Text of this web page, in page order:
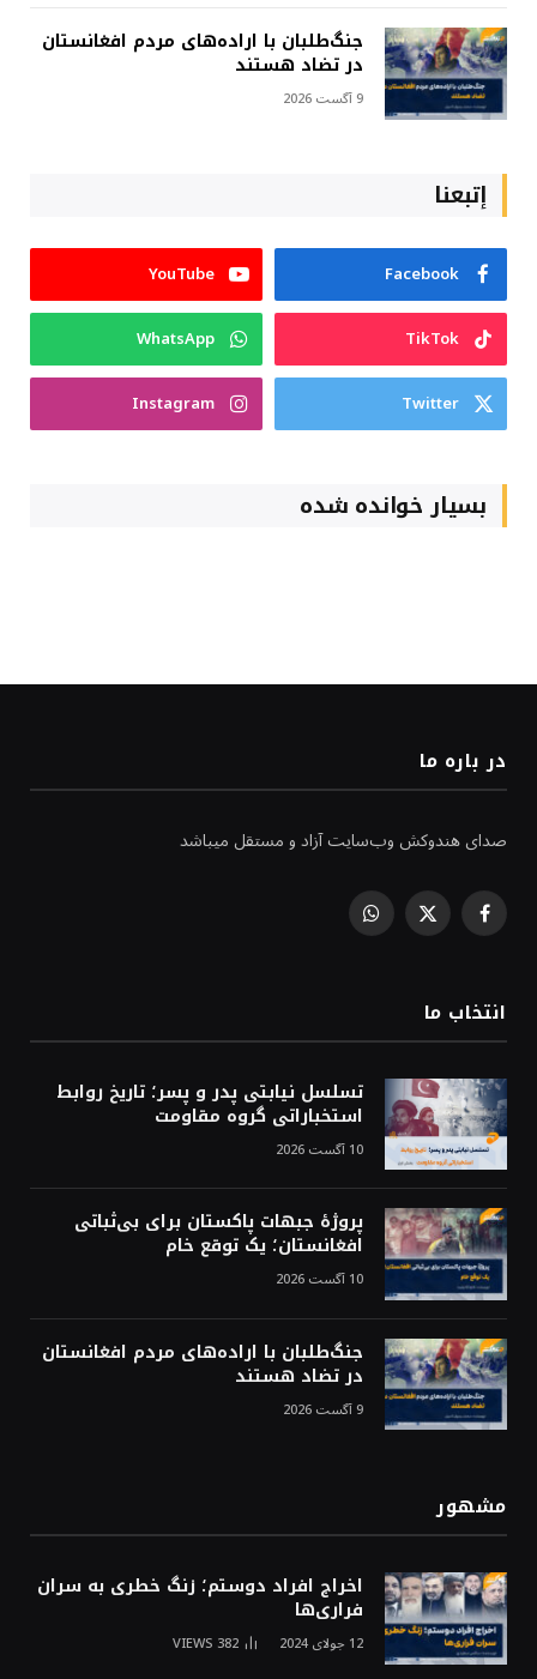
جنگ‌طلبان با اراده‌های مردم افغانستان
در تضاد هستند
9 آگست 2026
إتبعنا
Facebook
YouTube
TikTok
WhatsApp
Twitter
Instagram
بسیار خوانده شده
در باره ما
صدای هندوکش وب‌سایت آزاد و مستقل میباشد
Facebook
X
WhatsApp
انتخاب ما
تسلسل نیابتی پدر و پسر؛ تاریخ روابط
استخباراتی گروه مقاومت
10 آگست 2026
پروژهٔ جبهات پاکستان برای بی‌ثباتی
افغانستان؛ یک توقع خام
10 آگست 2026
جنگ‌طلبان با اراده‌های مردم افغانستان
در تضاد هستند
9 آگست 2026
مشهور
اخراج افراد دوستم؛ زنگ خطری به سران
فراری‌ها
12 جولای 2024 382
VIEWS